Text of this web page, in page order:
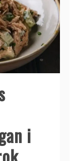
i